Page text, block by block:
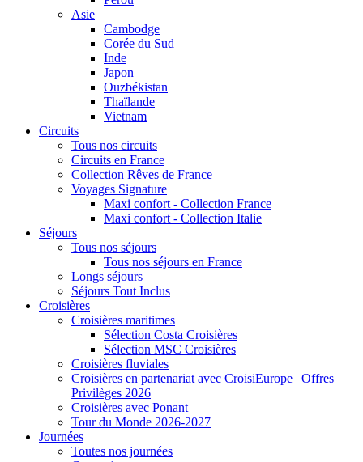
Asie
Cambodge
Corée du Sud
Inde
Japon
Ouzbékistan
Thaïlande
Vietnam
Circuits
Tous nos circuits
Circuits en France
Collection Rêves de France
Voyages Signature
Maxi confort - Collection France
Maxi confort - Collection Italie
Séjours
Tous nos séjours
Tous nos séjours en France
Longs séjours
Séjours Tout Inclus
Croisières
Croisières maritimes
Sélection Costa Croisières
Sélection MSC Croisières
Croisières fluviales
Croisières en partenariat avec CroisiEurope | Offres
Privilèges 2026
Croisières avec Ponant
Tour du Monde 2026-2027
Journées
Toutes nos journées